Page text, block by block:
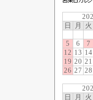
日
月 火
5
6 7
12 13 14
19 20 21
26 27 28
日
月 火